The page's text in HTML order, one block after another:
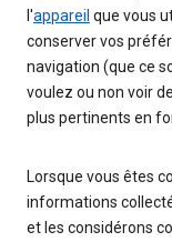
l'appareil que vous
conserver vos
navigation (que ce
voulez ou non voir
plus pertinents en
Lorsque vous êtes
informations
et les considérons